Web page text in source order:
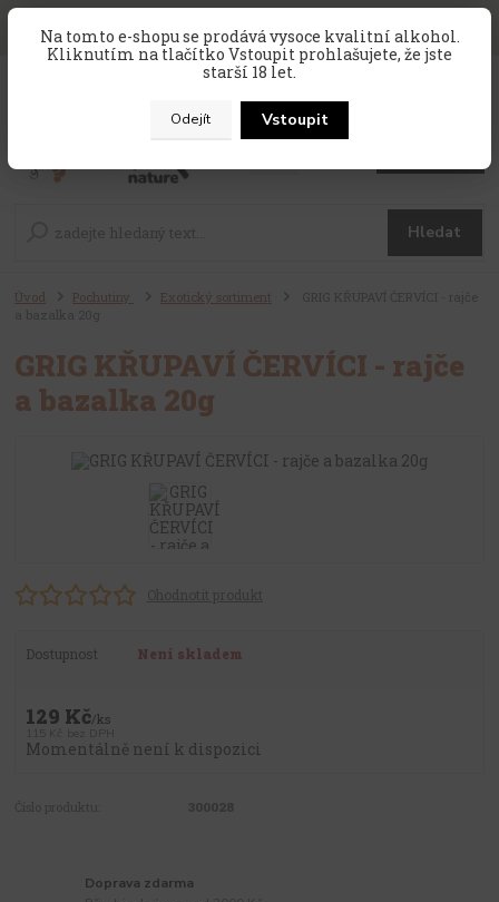
zahraniční produkty, které nejsou v akci !
Na tomto e-shopu se prodává vysoce kvalitní alkohol.
Kliknutím na tlačítko Vstoupit prohlašujete, že jste
starší 18 let.
Odejít
Vstoupit
CZK
Hledat
Úvod Pochutiny Exotický sortiment
GRIG KŘUPAVÍ ČERVÍCI - rajče
a bazalka 20g
Dostupnost Není skladem
129 Kč/ks
Momentálně není k dispozici
Doprava zdarma